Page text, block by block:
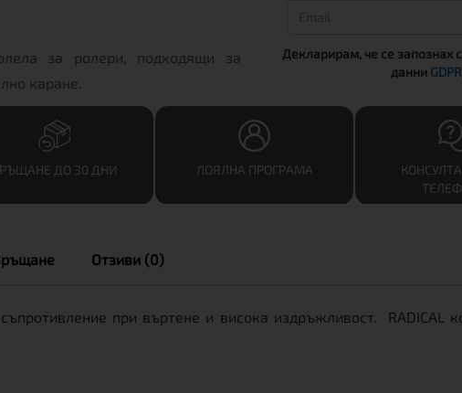
за ролери, подходящи за
каране.
Декларирам, че се запознах
данни GDPR
ДО 30 ДНИ ЛОЯЛНА ПРОГРАМА
Отзиви (0)
при въртене и висока издръжливост. RADICAL